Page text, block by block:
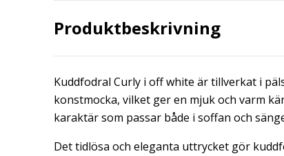
Produktbeskrivning
Kuddfodral Curly i off white är tillverkat i
konstmocka, vilket ger en mjuk och varm
karaktär som passar både i soffan och
Det tidlösa och eleganta uttrycket gör